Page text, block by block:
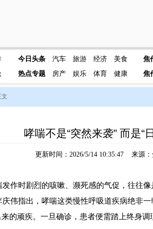
今日头条 汽车 旅游 经济
美食
热点专题
房产 娱乐 体育 健康
焦
焦
文
哮喘不是“突然来袭” 而是“
更新时间：2026/5/14 10:35:47 来源
时剧烈的咳嗽、濒死感的气促，往往像
伟指出，哮喘这类慢性呼吸道疾病绝非
的顽疾。一旦确诊，患者便需踏上终身